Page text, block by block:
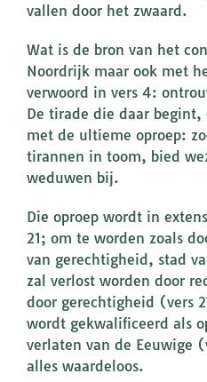
vallen door het zwaard.
Wat is de bron van het
Noordrijk maar ook met
verwoord in vers 4:
De tirade die daar begint,
met de ultieme oproep:
tirannen in toom, bied
weduwen bij.
Die oproep wordt in
21; om te worden zoals
van gerechtigheid, stad
zal verlost worden door
door gerechtigheid (vers
wordt gekwalificeerd als
verlaten van de Eeuwige
alles waardeloos.